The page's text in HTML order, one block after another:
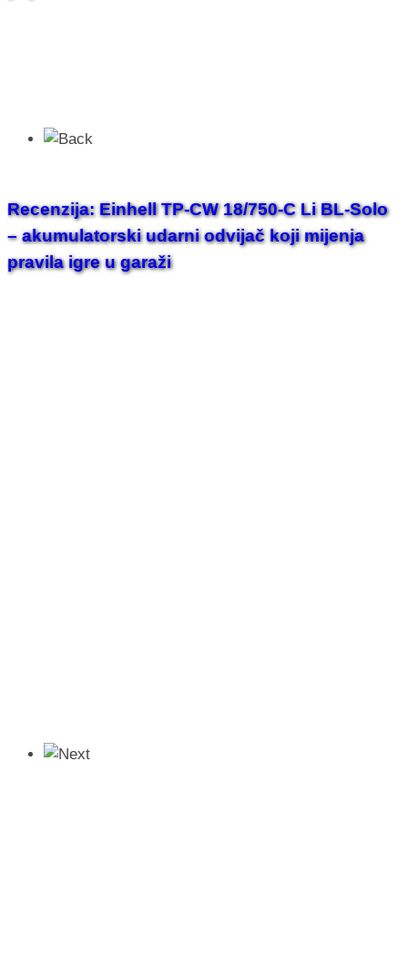
Recenzija: Einhell TP-CW 18/750-C Li BL-Solo
– akumulatorski udarni odvijač koji mijenja
pravila igre u garaži